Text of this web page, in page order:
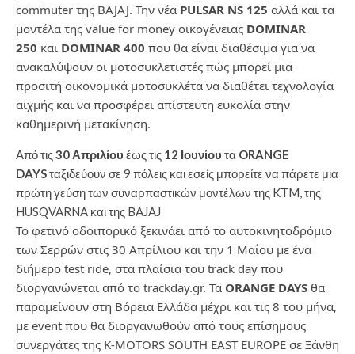
commuter της BAJAJ. Την νέα PULSAR NS 125 αλλά και τα
μοντέλα της value for money οικογένειας DOMINAR
250 και DOMINAR 400 που θα είναι διαθέσιμα για να
ανακαλύψουν οι μοτοσυκλετιστές πώς μπορεί μια
προσιτή οικονομικά μοτοσυκλέτα να διαθέτει τεχνολογία
αιχμής και να προσφέρει απίστευτη ευκολία στην
καθημερινή μετακίνηση.
Από τις30 Απριλίου έως τις 12 Ιουνίου τα ORANGE
DAYSταξιδεύουν σε 9 πόλεις και εσείς μπορείτε να πάρετε μια
πρώτη γεύση των συναρπαστικών μοντέλων της KTM, της
HUSQVARNA και της BAJAJ
Το φετινό οδοιπορικό ξεκινάει από το αυτοκινητοδρόμιο
των Σερρών στις 30 Απρίλιου και την 1 Μαΐου με ένα
διήμερο test ride, στα πλαίσια του track day που
διοργανώνεται από το trackday.gr. Τα ORANGE DAYS θα
παραμείνουν στη Βόρεια Ελλάδα μέχρι και τις 8 του μήνα,
με event που θα διοργανωθούν από τους επίσημους
συνεργάτες της K-MOTORS SOUTH EAST EUROPE σε Ξάνθη